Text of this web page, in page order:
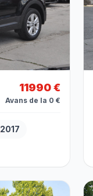
11990 €
Avans de la 0 €
2017